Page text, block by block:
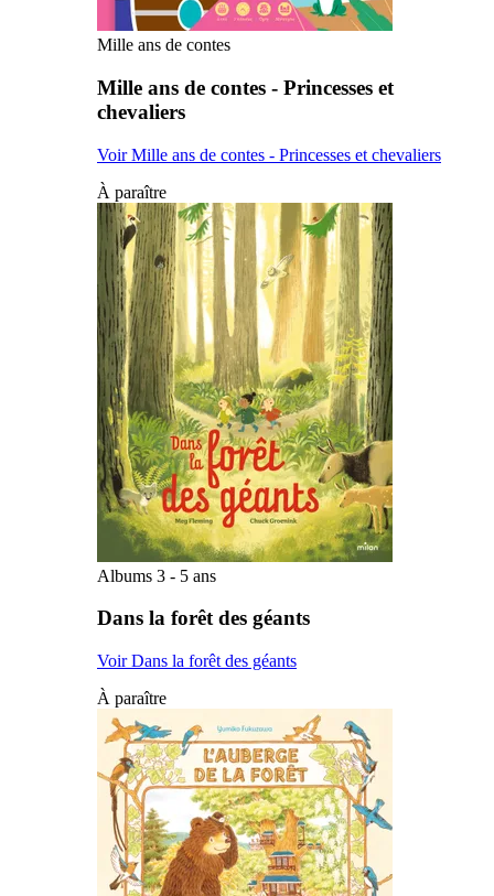
Mille ans de contes
Mille ans de contes - Princesses et
chevaliers
Voir Mille ans de contes - Princesses et chevaliers
À paraître
Albums 3 - 5 ans
Dans la forêt des géants
Voir Dans la forêt des géants
À paraître